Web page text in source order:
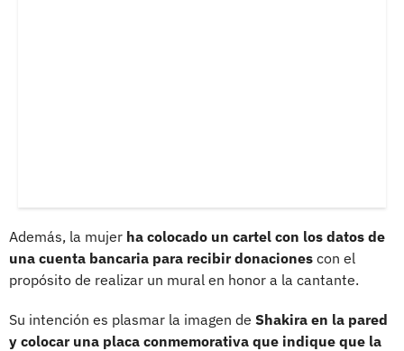
Además, la mujer ha colocado un cartel con los datos de
una cuenta bancaria para recibir donaciones con el
propósito de realizar un mural en honor a la cantante.
Su intención es plasmar la imagen de Shakira en la pared
y colocar una placa conmemorativa que indique que la